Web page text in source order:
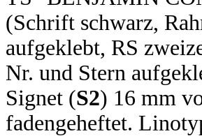
(Schrift schwarz,
aufgeklebt, RS
Nr. und Stern
Signet (S2) 16 mm
fadengeheftet.